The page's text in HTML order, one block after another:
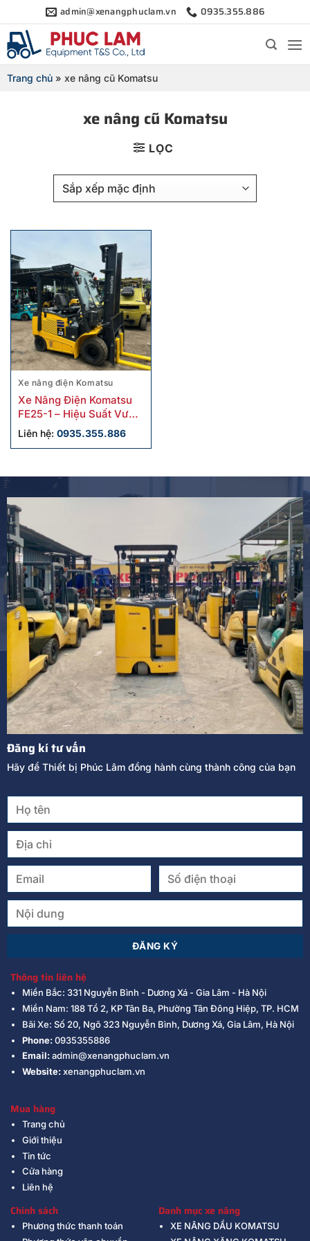
qua
nội
dung
admin@xenangphuclam.vn 0935.355.886
Trang chủ » xe nâng cũ Komatsu
xe nâng cũ Komatsu
LỌC
Xe nâng điện Komatsu
Xe Nâng Điện Komatsu
FE25-1 – Hiệu Suất Vượt
Trội, Bền Bỉ Theo Thời
Gian
Liên hệ: 0935.355.886
Đăng kí tư vấn
Hãy để Thiết bị Phúc Lâm đồng hành cùng thành công của bạn
Thông tin liên hệ
Miền Bắc: 331 Nguyễn Bình - Dương Xá - Gia Lâm - Hà Nội
Miền Nam: 188 Tổ 2, KP Tân Ba, Phường Tân Đông Hiệp, TP. HCM
Bãi Xe: Số 20, Ngõ 323 Nguyễn Bình, Dương Xá, Gia Lâm, Hà Nội
Phone:0935355886
Email:admin@xenangphuclam.vn
Website:xenangphuclam.vn
Mua hàng
Trang chủ
Giới thiệu
Tin tức
Cửa hàng
Liên hệ
Chính sách
Phương thức thanh toán
Danh mục xe nâng
XE NÂNG DẦU KOMATSU